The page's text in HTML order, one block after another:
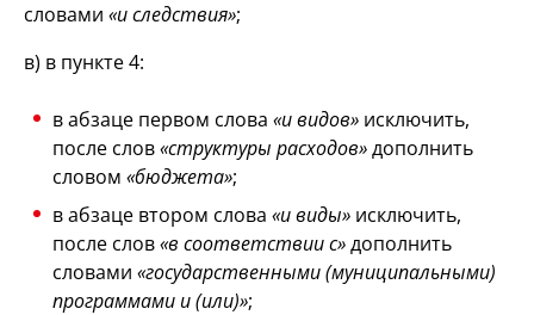
словами «и следствия»;
в) в пункте 4:
в абзаце первом слова «и видов» исключить,
после слов«структуры расходов»дополнить
словом «бюджета»;
в абзаце втором слова «и виды» исключить,
после слов«в соответствии с»дополнить
словами «государственными (муниципальными)
программами и (или)»;